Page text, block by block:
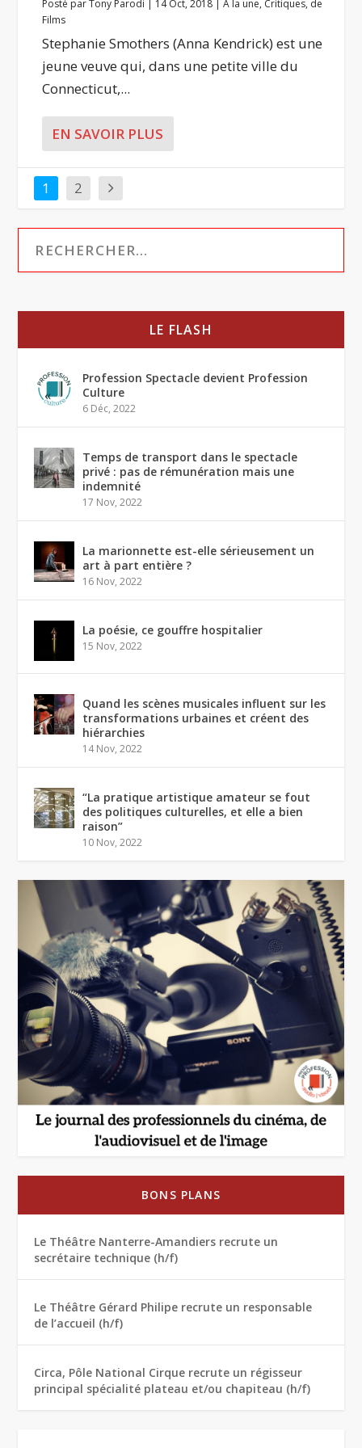
Posté parTony Parodi 14 Oct, 2018 |A la une, Critiques, de
Films
Stephanie Smothers (Anna Kendrick) est une
jeune veuve qui, dans une petite ville du
Connecticut,...
EN SAVOIR PLUS
1 2
LE FLASH
Profession Spectacle devient Profession
Culture
6 Déc, 2022
Temps de transport dans le spectacle
privé : pas de rémunération mais une
indemnité
17 Nov, 2022
La marionnette est-elle sérieusement un
art à part entière ?
16 Nov, 2022
La poésie, ce gouffre hospitalier
15 Nov, 2022
Quand les scènes musicales influent sur les
transformations urbaines et créent des
hiérarchies
14 Nov, 2022
“La pratique artistique amateur se fout
des politiques culturelles, et elle a bien
raison”
10 Nov, 2022
BONS PLANS
Le Théâtre Nanterre-Amandiers recrute un
secrétaire technique (h/f)
Le Théâtre Gérard Philipe recrute un responsable
de l’accueil (h/f)
Circa, Pôle National Cirque recrute un régisseur
principal spécialité plateau et/ou chapiteau (h/f)